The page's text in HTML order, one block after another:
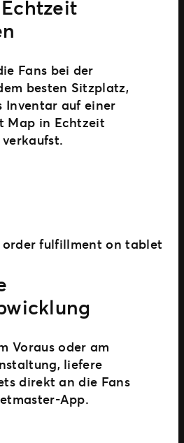
Fans bei der
besten Sitzplatz,
Inventar auf einer
Map in Echtzeit
Voraus oder am
liefere
direkt an die Fans
App.